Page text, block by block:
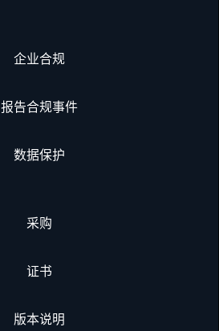
企业合规
报告合规事件
数据保护
采购
证书
版本说明